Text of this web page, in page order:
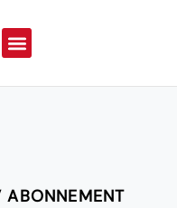
ABONNEMENT